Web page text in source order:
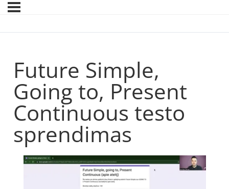
Future Simple,
Going to, Present
Continuous testo
sprendimas